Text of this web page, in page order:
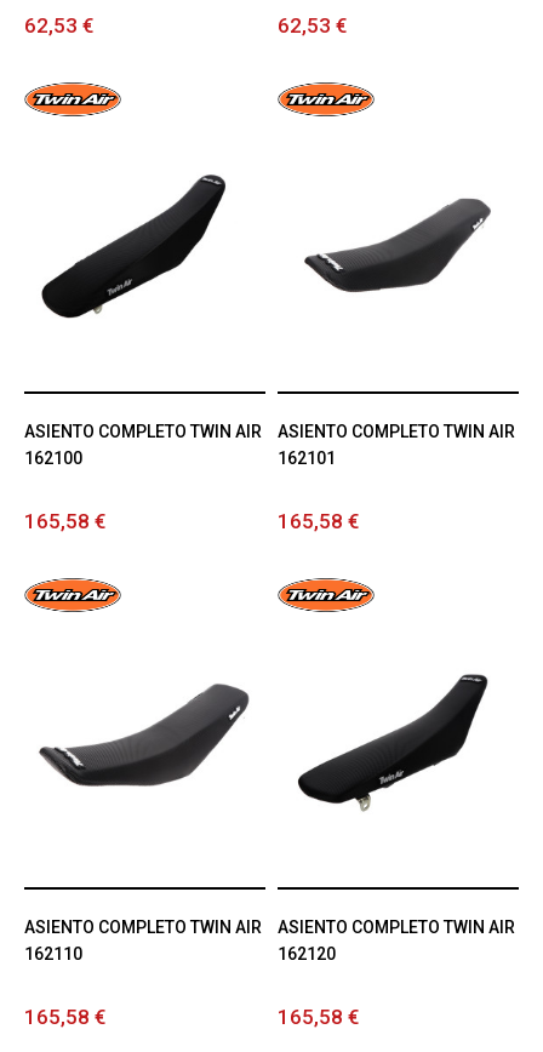
62,53 € 62,53 €
ASIENTO COMPLETO TWIN AIR
162100
165,58 €
ASIENTO COMPLETO TWIN AIR
162101
165,58 €
ASIENTO COMPLETO TWIN AIR
162110
165,58 €
ASIENTO COMPLETO TWIN AIR
162120
165,58 €